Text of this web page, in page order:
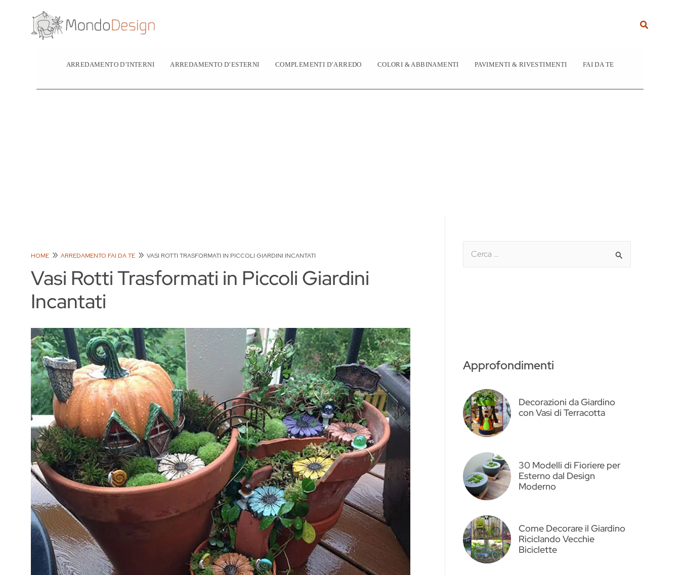
contenuto
Cerca
ARREDAMENTO D’INTERNI ARREDAMENTO D’ESTERNI COMPLEMENTI D’ARREDO COLORI & ABBINAMENTI PAVIMENTI & RIVESTIMENTI FAI DA TE
HOME ARREDAMENTO FAI DA TE VASI ROTTI TRASFORMATI IN PICCOLI GIARDINI INCANTATI
Vasi Rotti Trasformati in Piccoli Giardini
Incantati
Approfondimenti
Decorazioni da Giardino
con Vasi di Terracotta
30 Modelli di Fioriere per
Esterno dal Design
Moderno
Come Decorare il Giardino
Riciclando Vecchie
Biciclette